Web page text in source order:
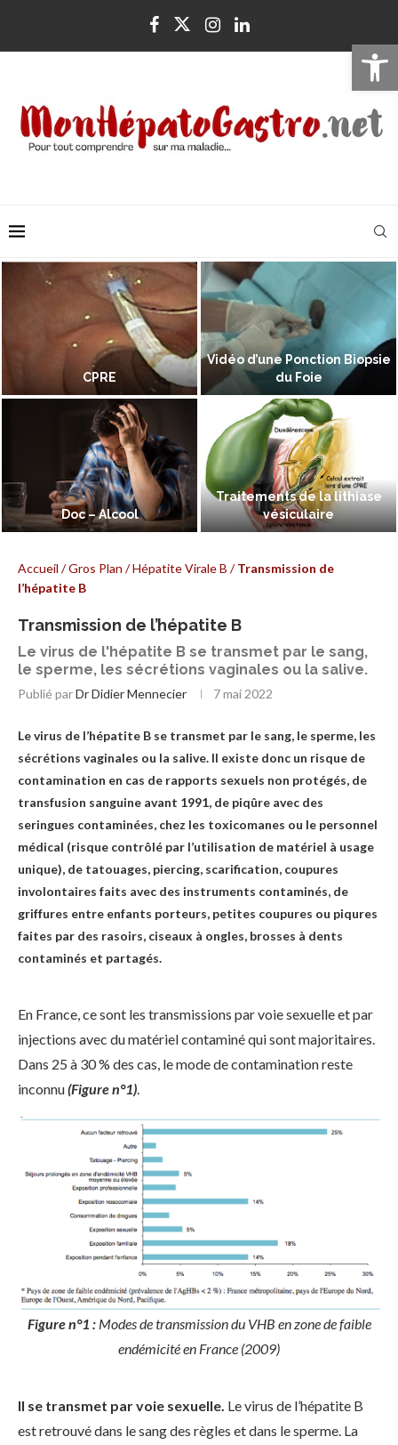
Ouvrir
CPRE
Vidéo d’une Ponction Biopsie
du Foie
Doc – Alcool
Traitements de la lithiase
vésiculaire
Accueil /Gros Plan /Hépatite Virale B /Transmission de
l’hépatite B
Transmission de l’hépatite B
Le virus de l'hépatite B se transmet par le sang,
le sperme, les sécrétions vaginales ou la salive.
Publié parDr Didier Mennecier 7 mai 2022
Le virus de l’hépatite B se transmet par le sang, le sperme, les
sécrétions vaginales ou la salive. Il existe donc un risque de
contamination en cas de rapports sexuels non protégés, de
transfusion sanguine avant 1991, de piqûre avec des
seringues contaminées, chez les toxicomanes ou le personnel
médical (risque contrôlé par l’utilisation de matériel à usage
unique), de tatouages, piercing, scarification, coupures
involontaires faits avec des instruments contaminés, de
griffures entre enfants porteurs, petites coupures ou piqures
faites par des rasoirs, ciseaux à ongles, brosses à dents
contaminés et partagés.
En France, ce sont les transmissions par voie sexuelle et par
injections avec du matériel contaminé qui sont majoritaires.
Dans 25 à 30 % des cas, le mode de contamination reste
inconnu(Figure n°1).
Figure n°1 : Modes de transmission du VHB en zone de faible
endémicité en France (2009)
Il se transmet par voie sexuelle. Le virus de l’hépatite B
est retrouvé dans le sang des règles et dans le sperme. La